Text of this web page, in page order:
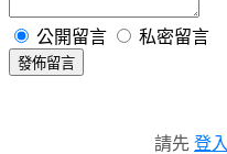
公開留言 私密留言
發佈留言
請先 登入